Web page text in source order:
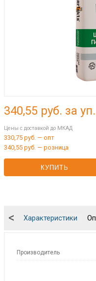
340,55 руб. за уп.
Цены с доставкой до МКАД
330,75 руб. — опт
340,55 руб. — розница
КУПИТЬ
Характеристики
<
Производитель